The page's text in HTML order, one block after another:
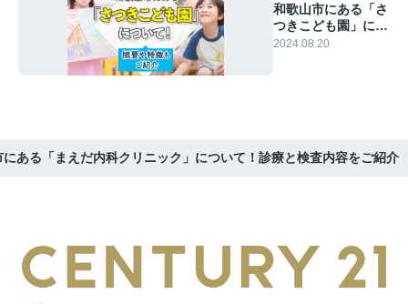
和歌山市にある「さ
つきこども園」につ
いて！概要や特徴も
2024.08.20
にある「まえだ内科クリニック」について！診療と検査内容をご紹介